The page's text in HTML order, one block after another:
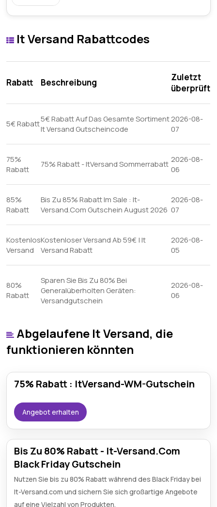
It Versand Rabattcodes
Rabatt Beschreibung
Zuletzt
überprüft
5€ Rabatt5€ Rabatt Auf Das Gesamte Sortiment
It Versand Gutscheincode
2026-08-
07
75%
Rabatt
75% Rabatt - ItVersand Sommerrabatt 2026-08-
06
85%
Rabatt
Bis Zu 85% Rabatt Im Sale : It-
Versand.Com Gutschein August 2026
2026-08-
07
Kostenlos
Versand
Kostenloser Versand Ab 59€ | It
Versand Rabatt
2026-08-
05
80%
Rabatt
Sparen Sie Bis Zu 80% Bei
Generalüberholten Geräten:
Versandgutschein
2026-08-
06
Abgelaufene It Versand, die
funktionieren könnten
75% Rabatt : ItVersand-WM-Gutschein
Angebot erhalten
Bis Zu 80% Rabatt - It-Versand.Com
Black Friday Gutschein
Nutzen Sie bis zu 80% Rabatt während des Black Friday bei
It-Versand.com und sichern Sie sich großartige Angebote
auf eine Vielzahl von Produkten.